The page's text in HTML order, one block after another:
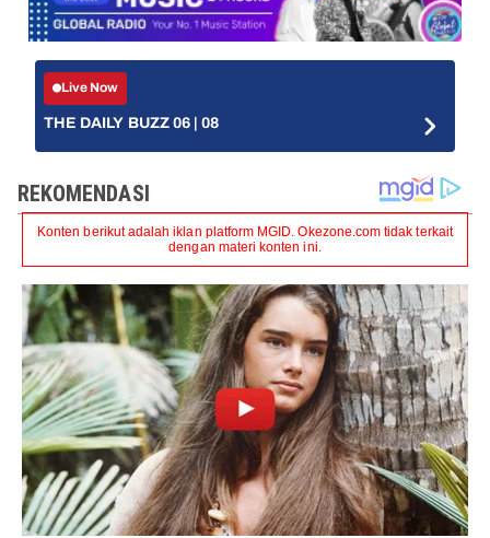
Live Now
THE DAILY BUZZ 06 | 08